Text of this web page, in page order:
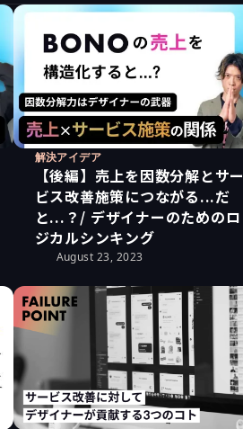
解決アイデア
【後編】売上を因数分解とサー
ビス改善施策につながる...だ
と...？/ デザイナーのためのロ
ジカルシンキング
August 23, 2023